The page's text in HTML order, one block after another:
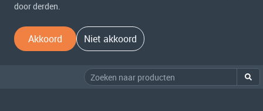
door derden.
Akkoord Niet akkoord